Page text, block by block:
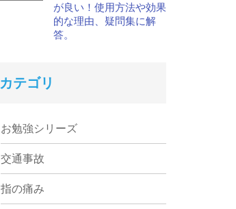
が良い！使用方法や効果
的な理由、疑問集に解
答。
カテゴリ
お勉強シリーズ
交通事故
指の痛み